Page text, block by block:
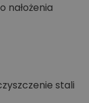
nałożenia